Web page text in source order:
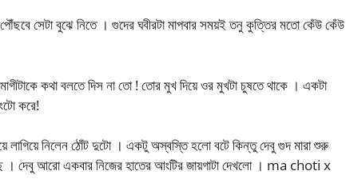
সেটা বুঝে নিতে । গুদের ঘবীরটা মাপবার সময়ই তনু কুত্তির মতো কেঁউ কেঁউ
কথা বলতে দিস না তো ! তোর মুখ দিয়ে ওর মুখটা চুষতে থাকে । একটা
করে!
লাগিয়ে নিলেন ঠোঁট দুটো । একটু অস্বস্তি হলো বটে কিন্তু দেবু গুদ মারা শুরু
। দেবু আরো একবার নিজের হাতের আংটির জায়গাটা দেখলো । ma choti x